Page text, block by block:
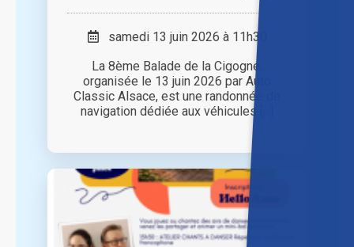
samedi 13 juin 2026 à 11h30
La 8ème Balade de la Cigogne,
organisée le 13 juin 2026 par Auto
Classic Alsace, est une randonnée de
navigation dédiée aux véhicules [...]